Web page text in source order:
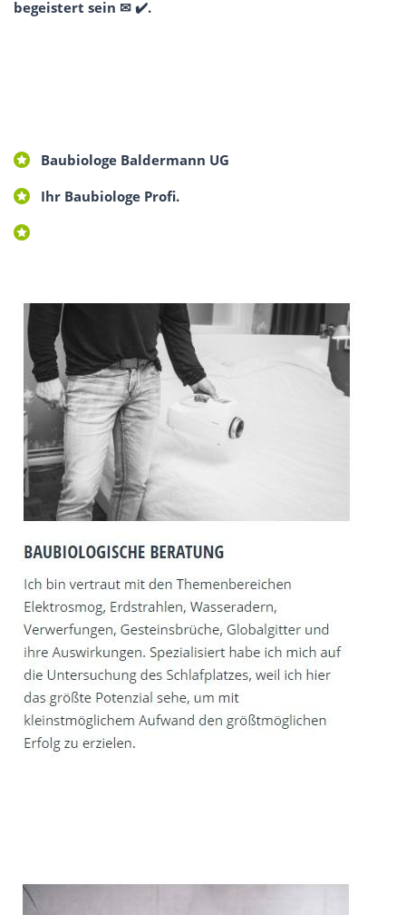
begeistert sein ✉ ✔️.
Baubiologe Baldermann UG
Ihr Baubiologe Profi.